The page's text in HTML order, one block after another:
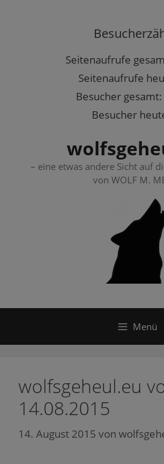
Seitenaufrufe
Seitenaufrufe
Besucher gesamt:
Besucher
– eine etwas andere Sicht auf
von WOLF M.
Menü
wolfsgeheul.eu
14.08.2015
14. August 2015 von